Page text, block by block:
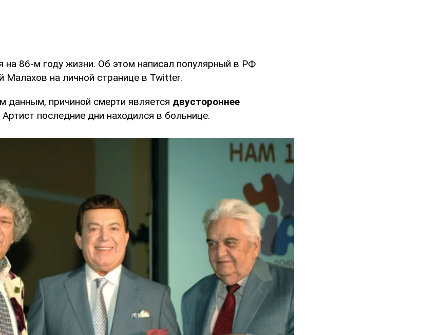
на 86-м году жизни. Об этом написал популярный в РФ
Малахов на личной странице в Twitter.
данным, причиной смерти является двустороннее
Артист последние дни находился в больнице.